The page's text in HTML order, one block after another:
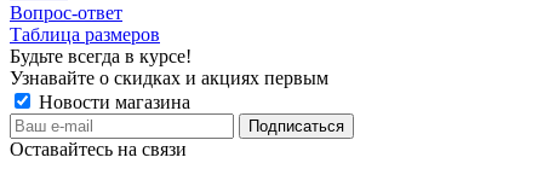
Вопрос-ответ
Таблица размеров
Будьте всегда в курсе!
Узнавайте о скидках и акциях первым
Новости магазина
Оставайтесь на связи